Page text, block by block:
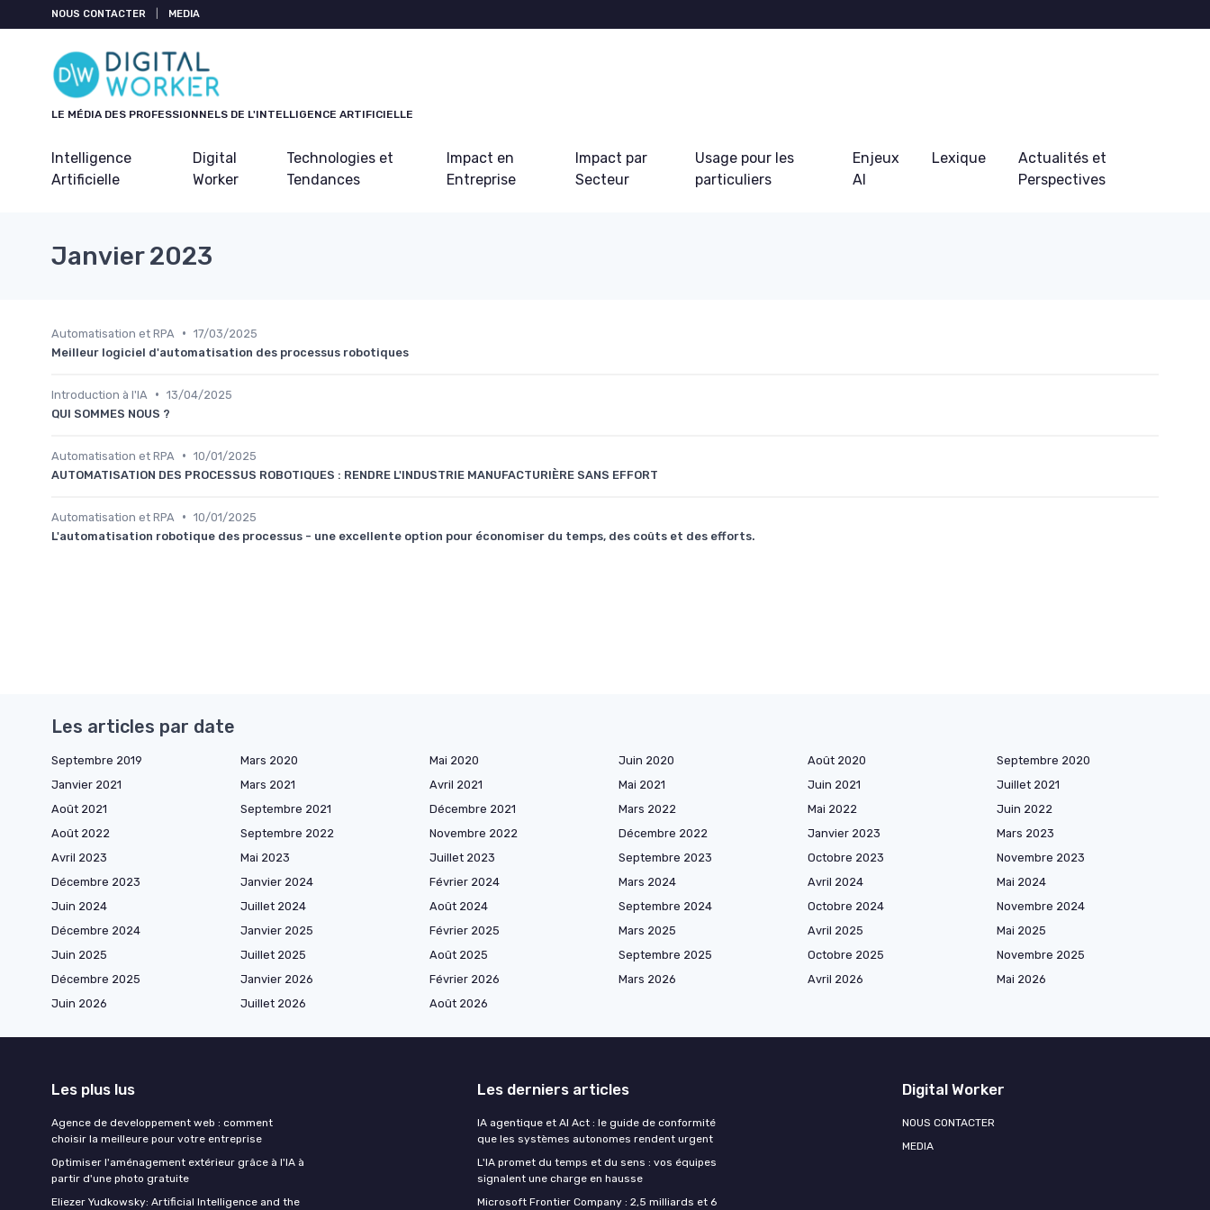
NOUS CONTACTER MEDIA
LE MÉDIA DES PROFESSIONNELS DE L'INTELLIGENCE ARTIFICIELLE
Intelligence
Artificielle
Digital
Worker
Technologies et
Tendances
Impact en
Entreprise
Impact par
Secteur
Usage pour les
particuliers
Enjeux
AI
Lexique
Actualités et
Perspectives
Janvier 2023
Automatisation et RPA • 17/03/2025
Meilleur logiciel d'automatisation des processus robotiques
Introduction à l'IA • 13/04/2025
QUI SOMMES NOUS ?
Automatisation et RPA • 10/01/2025
AUTOMATISATION DES PROCESSUS ROBOTIQUES : RENDRE L'INDUSTRIE MANUFACTURIÈRE SANS EFFORT
Automatisation et RPA • 10/01/2025
L'automatisation robotique des processus - une excellente option pour économiser du temps, des coûts et des efforts.
Les articles par date
Septembre 2019 Mars 2020 Mai 2020 Juin 2020 Août 2020
Septembre 2020
Janvier 2021
Mars 2021 Avril 2021 Mai 2021 Juin 2021
Juillet 2021
Août 2021
Septembre 2021 Décembre 2021 Mars 2022 Mai 2022
Juin 2022
Août 2022
Septembre 2022 Novembre 2022 Décembre 2022 Janvier 2023
Mars 2023
Avril 2023
Mai 2023 Juillet 2023 Septembre 2023 Octobre 2023
Novembre 2023
Décembre 2023
Janvier 2024 Février 2024 Mars 2024 Avril 2024
Mai 2024
Juin 2024
Juillet 2024 Août 2024 Septembre 2024 Octobre 2024
Novembre 2024
Décembre 2024
Janvier 2025 Février 2025 Mars 2025 Avril 2025
Mai 2025
Juin 2025
Juillet 2025 Août 2025 Septembre 2025 Octobre 2025
Novembre 2025
Décembre 2025
Janvier 2026 Février 2026 Mars 2026 Avril 2026
Mai 2026
Juin 2026
Juillet 2026 Août 2026
Les plus lus
Agence de developpement web : comment
choisir la meilleure pour votre entreprise
Optimiser l'aménagement extérieur grâce à l'IA à
partir d'une photo gratuite
Eliezer Yudkowsky: Artificial Intelligence and the
Les derniers articles
IA agentique et AI Act : le guide de conformité
que les systèmes autonomes rendent urgent
L'IA promet du temps et du sens : vos équipes
signalent une charge en hausse
Microsoft Frontier Company : 2,5 milliards et 6
Digital Worker
NOUS CONTACTER
MEDIA
Panneau de gestion des cookies